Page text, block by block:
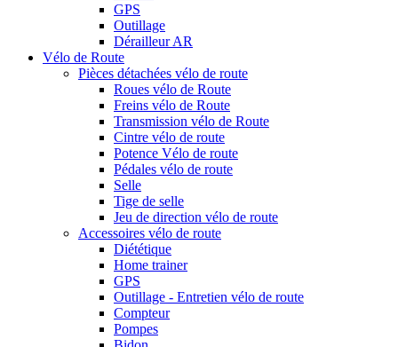
GPS
Outillage
Dérailleur AR
Vélo de Route
Pièces détachées vélo de route
Roues vélo de Route
Freins vélo de Route
Transmission vélo de Route
Cintre vélo de route
Potence Vélo de route
Pédales vélo de route
Selle
Tige de selle
Jeu de direction vélo de route
Accessoires vélo de route
Diététique
Home trainer
GPS
Outillage - Entretien vélo de route
Compteur
Pompes